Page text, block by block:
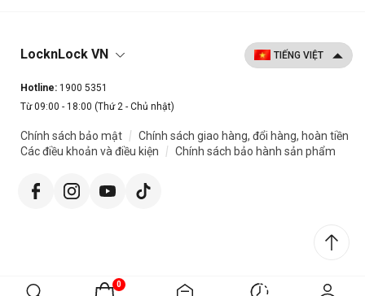
LocknLock VN
Hotline: 1900 5351
Từ 09:00 - 18:00 (Thứ 2 - Chủ nhật)
Chính sách bảo mật | Chính sách giao hàng, đổi hàng, hoàn tiền
Các điều khoản và điều kiện
| Chính sách bảo hành sản phẩm
0